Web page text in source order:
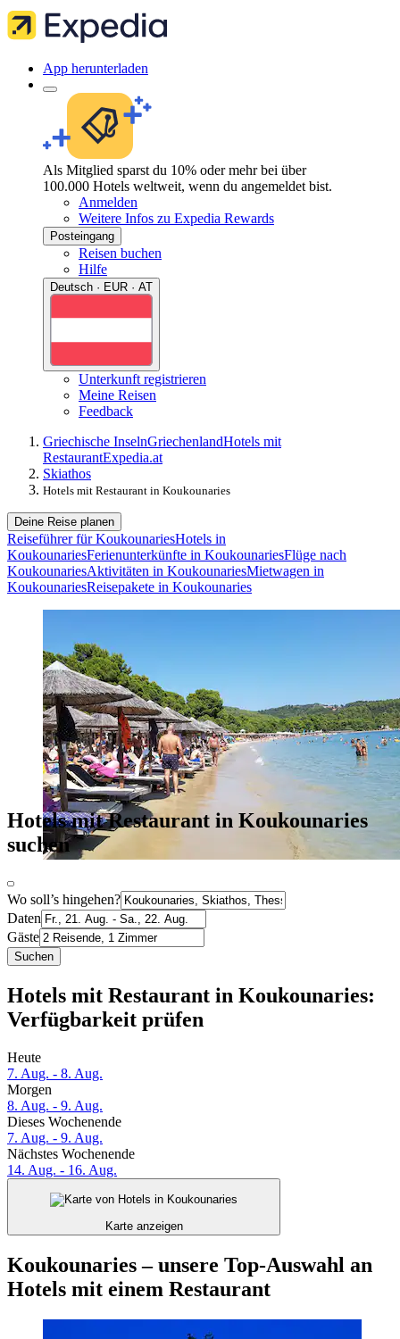
App herunterladen
Als Mitglied sparst du 10% oder mehr bei über
100.000 Hotels weltweit, wenn du angemeldet bist.
Anmelden
Weitere Infos zu Expedia Rewards
Posteingang
Reisen buchen
Hilfe
Deutsch · EUR · AT
Unterkunft registrieren
Meine Reisen
Feedback
Griechische InselnGriechenlandHotels mit
RestaurantExpedia.at
Skiathos
Hotels mit Restaurant in Koukounaries
Deine Reise planen
Reiseführer für KoukounariesHotels in
KoukounariesFerienunterkünfte in KoukounariesFlüge nach
KoukounariesAktivitäten in KoukounariesMietwagen in
KoukounariesReisepakete in Koukounaries
Hotels mit Restaurant in Koukounaries
suchen
Wo soll’s hingehen?
Daten
Gäste
Suchen
Hotels mit Restaurant in Koukounaries:
Verfügbarkeit prüfen
Heute
7. Aug. - 8. Aug.
Morgen
8. Aug. - 9. Aug.
Dieses Wochenende
7. Aug. - 9. Aug.
Nächstes Wochenende
14. Aug. - 16. Aug.
Karte anzeigen
Koukounaries – unsere Top-Auswahl an
Hotels mit einem Restaurant